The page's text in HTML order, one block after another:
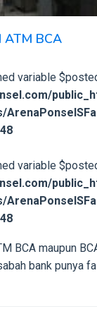
ATM BCA
variable
48
variable
48
BCA maupun
bank punya